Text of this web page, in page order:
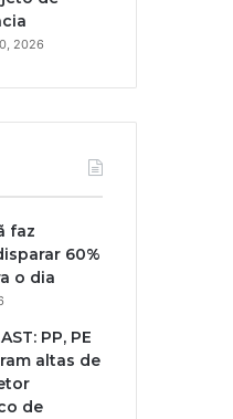
2026
faz
60%
o dia
PP, PE
altas de
de